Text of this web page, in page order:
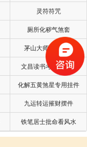
灵符符咒
厕所化秽气煞套
茅山大师风水挂画
文昌读书考试风水局
化解五黄煞星专用挂件
九运转运摧财摆件
铁笔居士批命看风水